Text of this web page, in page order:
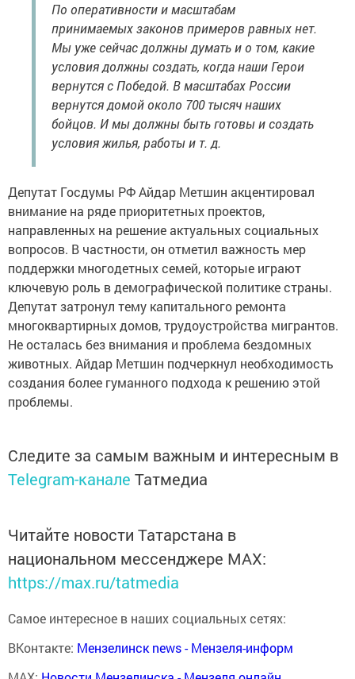
По оперативности и масштабам
принимаемых законов примеров равных нет.
Мы уже сейчас должны думать и о том, какие
условия должны создать, когда наши Герои
вернутся с Победой. В масштабах России
вернутся домой около 700 тысяч наших
бойцов. И мы должны быть готовы и создать
условия жилья, работы и т. д.
Депутат Госдумы РФ Айдар Метшин акцентировал
внимание на ряде приоритетных проектов,
направленных на решение актуальных социальных
вопросов. В частности, он отметил важность мер
поддержки многодетных семей, которые играют
ключевую роль в демографической политике страны.
Депутат затронул тему капитального ремонта
многоквартирных домов, трудоустройства мигрантов.
Не осталась без внимания и проблема бездомных
животных. Айдар Метшин подчеркнул необходимость
создания более гуманного подхода к решению этой
проблемы.
Следите за самым важным и интересным в
Telegram-канале Татмедиа
Читайте новости Татарстана в
национальном мессенджере MАХ:
https://max.ru/tatmedia
Самое интересное в наших социальных сетях:
ВКонтакте: Мензелинск news - Мензеля-информ